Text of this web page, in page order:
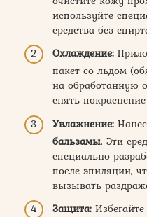
используйте
средства без
Охлаждение:
пакет со льдом
на обработанную
снять
Увлажнение:
бальзамы. Эти
специально
после эпиляции,
вызывать
Защита: